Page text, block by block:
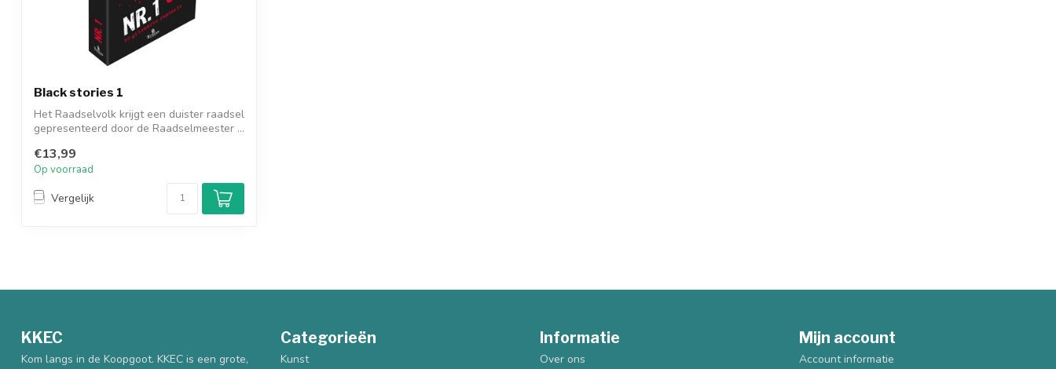
Black stories 1
Het Raadselvolk krijgt een duister raadsel
gepresenteerd door de Raadselmeester ...
€13,99
Op voorraad
Vergelijk
KKEC
Kom langs in de Koopgoot. KKEC is een grote,
Categorieën
Kunst
Informatie
Over ons
Mijn account
Account informatie